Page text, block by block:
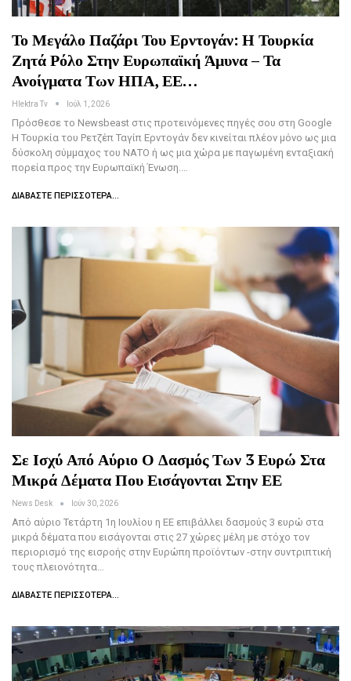
Το Μεγάλο Παζάρι Του Ερντογάν: Η Τουρκία
Ζητά Ρόλο Στην Ευρωπαϊκή Άμυνα – Τα
Ανοίγματα Των ΗΠΑ, ΕΕ…
Hlektra Tv Ιούλ 1, 2026
Πρόσθεσε το Newsbeast στις προτεινόμενες πηγές σου στη Google
Η Τουρκία του Ρετζέπ Ταγίπ Ερντογάν δεν κινείται πλέον μόνο ως μια
δύσκολη σύμμαχος του ΝΑΤΟ ή ως μια χώρα με παγωμένη ενταξιακή
πορεία προς την Ευρωπαϊκή Ένωση.…
ΔΙΑΒΆΣΤΕ ΠΕΡΙΣΣΌΤΕΡΑ...
Σε Ισχύ Από Αύριο Ο Δασμός Των 3 Ευρώ Στα
Μικρά Δέματα Που Εισάγονται Στην ΕΕ
News Desk Ιούν 30, 2026
Από αύριο Τετάρτη 1η Ιουλίου η ΕΕ επιβάλλει δασμούς 3 ευρώ στα
μικρά δέματα που εισάγονται στις 27 χώρες μέλη με στόχο τον
περιορισμό της εισροής στην Ευρώπη προϊόντων -στην συντριπτική
τους πλειονότητα…
ΔΙΑΒΆΣΤΕ ΠΕΡΙΣΣΌΤΕΡΑ...